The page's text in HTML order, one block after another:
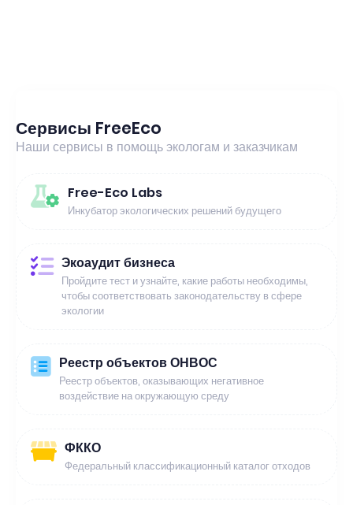
Сервисы FreeEco
Наши сервисы в помощь экологам и заказчикам
Free-Eco Labs
Инкубатор экологических решений будущего
Экоаудит бизнеса
Пройдите тест и узнайте, какие работы необходимы,
чтобы соответствовать законодательству в сфере
экологии
Реестр объектов ОНВОС
Реестр объектов, оказывающих негативное
воздействие на окружающую среду
ФККО
Федеральный классификационный каталог отходов